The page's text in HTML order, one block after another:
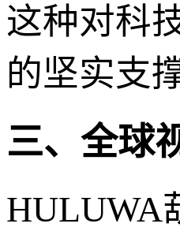
这种对科
的坚实支撑
三、全球
HULUWA